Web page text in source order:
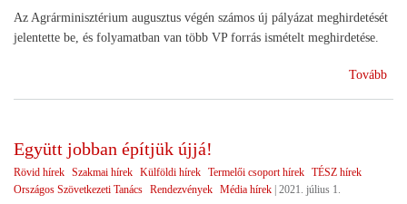
Az Agrárminisztérium augusztus végén számos új pályázat meghirdetését
jelentette be, és folyamatban van több VP forrás ismételt meghirdetése.
Tovább
Együtt jobban építjük újjá!
Rövid hírek Szakmai hírek Külföldi hírek Termelői csoport hírek TÉSZ hírek
Országos Szövetkezeti Tanács Rendezvények Média hírek 2021. július 1.